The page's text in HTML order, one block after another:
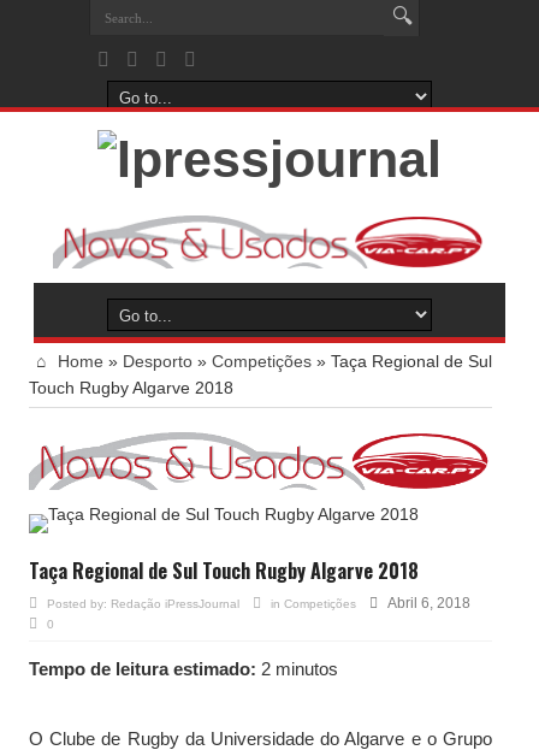
Home » Desporto » Competições » Taça Regional de Sul
Touch Rugby Algarve 2018
Taça Regional de Sul Touch Rugby Algarve 2018
Posted by: Redação iPressJournal in Competições Abril 6, 2018
0
Tempo de leitura estimado: 2 minutos
O Clube de Rugby da Universidade do Algarve e o Grupo